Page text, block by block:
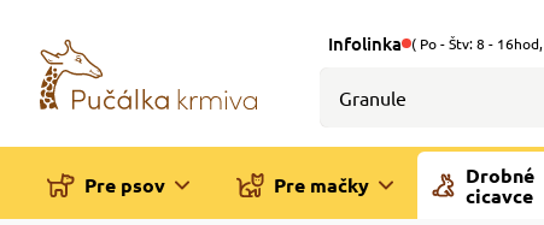
Infolinka ( Po - Štv: 8 - 16hod,
Pre psov Pre mačky
Drobné
cicavce